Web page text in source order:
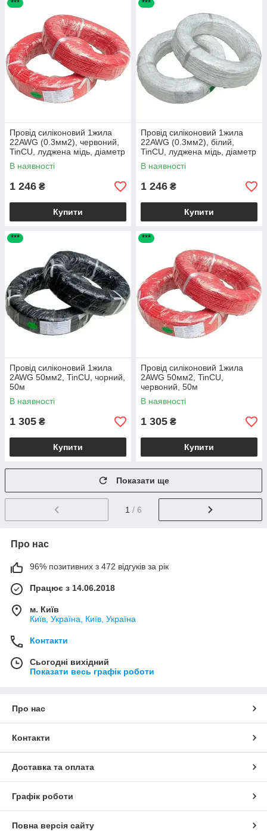
***
Провід силіконовий 1жила
22AWG (0.3мм2), червоний,
TinCU, луджена мідь, діаметр
1.5мм, 100м
В наявності
1 246 ₴
Купити
***
Провід силіконовий 1жила
22AWG (0.3мм2), білий,
TinCU, луджена мідь, діаметр
1.5мм, 100м
В наявності
1 246 ₴
Купити
***
Провід силіконовий 1жила
2AWG 50мм2, TinCU, чорний,
50м
В наявності
1 305 ₴
Купити
***
Провід силіконовий 1жила
2AWG 50мм2, TinCU,
червоний, 50м
В наявності
1 305 ₴
Купити
Показати ще
1 / 6
Про нас
96% позитивних з 472 відгуків за рік
Працює з 14.06.2018
м. Київ
Київ, Україна, Київ, Україна
Контакти
Сьогодні вихідний
Показати весь графік роботи
Про нас
Контакти
Доставка та оплата
Графік роботи
Повна версія сайту